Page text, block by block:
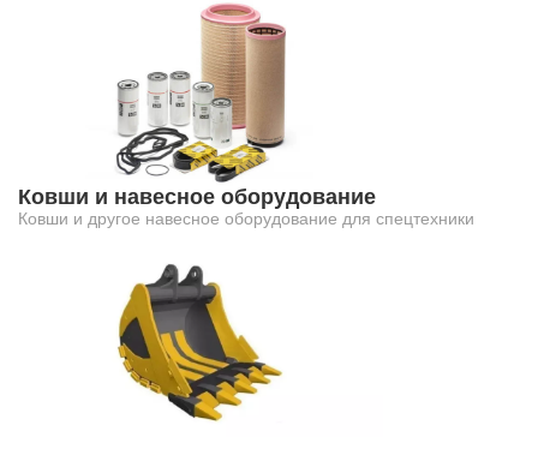
Ковши и навесное оборудование
Ковши и другое навесное оборудование для спецтехники